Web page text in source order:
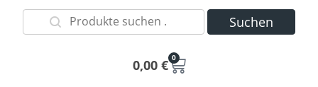
Suchen
0,00 € 0